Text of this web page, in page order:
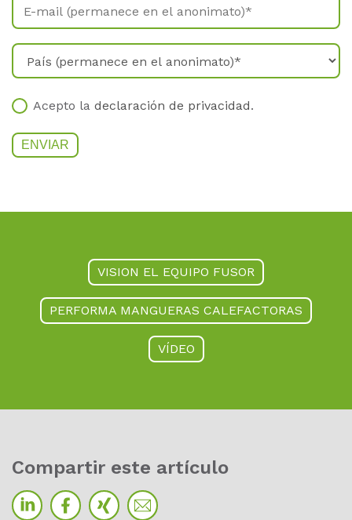
Acepto la declaración de privacidad.
VISION EL EQUIPO FUSOR
PERFORMA MANGUERAS CALEFACTORAS
VÍDEO
Com­par­tir este ar­tí­cu­lo